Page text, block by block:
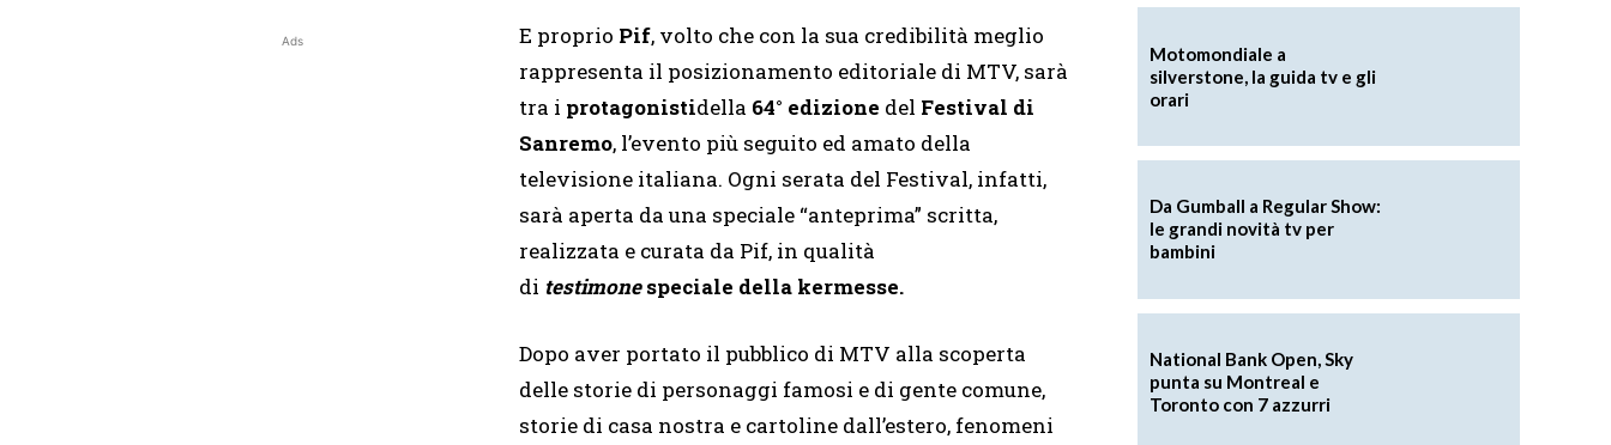
Ads E proprio Pif, volto che con la sua credibilità meglio
rappresenta il posizionamento editoriale di MTV, sarà
tra i protagonistidella 64° edizione del Festival di
Sanremo, l’evento più seguito ed amato della
televisione italiana. Ogni serata del Festival, infatti,
sarà aperta da una speciale “anteprima” scritta,
realizzata e curata da Pif, in qualità
di testimone speciale della kermesse.
Dopo aver portato il pubblico di MTV alla scoperta
delle storie di personaggi famosi e di gente comune,
storie di casa nostra e cartoline dall’estero, fenomeni
Motomondiale a
silverstone, la guida tv e gli
orari
Da Gumball a Regular Show:
le grandi novità tv per
bambini
National Bank Open, Sky
punta su Montreal e
Toronto con 7 azzurri